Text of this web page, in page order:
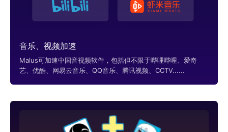
音乐、视频加速
Malus可加速中国音视频软件，包括但不限于哔哩哔哩、爱奇
艺、优酷、网易云音乐、QQ音乐、腾讯视频、CCTV......